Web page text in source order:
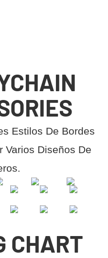
Estilos De Bordes
Varios Diseños De
CHART